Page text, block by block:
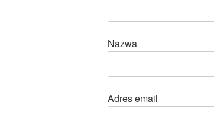
Nazwa
Adres email